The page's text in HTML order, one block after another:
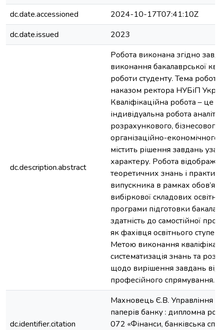
dc.date.accessioned
2024-10-17T07:41:10Z
dc.date.issued
2023
dc.description.abstract
Робота виконана згідно
виконання бакалаврської
роботи студенту. Тема
наказом ректора НУБіП
Кваліфікаційна робота – це
індивідуальна робота
розрахункового,
організаційно-
містить рішення завдань
характеру. Робота
теоретичних знань і
випускника в рамках
вибіркової складових
програми підготовки
здатність до самостійної
як фахівця освітнього
Метою виконання
систематизація знань та
щодо вирішення завдань
професійного спрямування.
dc.identifier.citation
Махновець Є.В. Управління
паперів банку : дипломна
072 «Фінанси, банківська